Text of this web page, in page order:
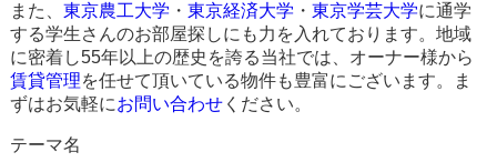
また、 東京農工大学 ・ 東京経済大学 ・ 東京学芸大学に通学
する学生さんのお部屋探しにも力を入れております。地域
に密着し55年以上の歴史を誇る当社では、オーナー様から
賃貸管理を任せて頂いている物件も豊富にございます。ま
ずはお気軽にお問い合わせください。
テーマ名